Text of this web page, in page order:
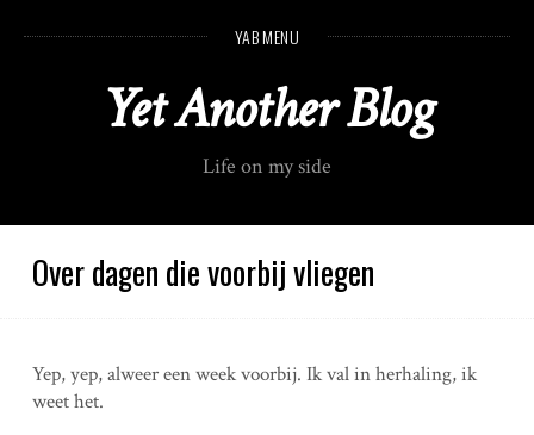
n
YAB MENU
Yet Another Blog
Life on my side
Over dagen die voorbij vliegen
Yep, yep, alweer een week voorbij. Ik val in herhaling, ik
weet het.